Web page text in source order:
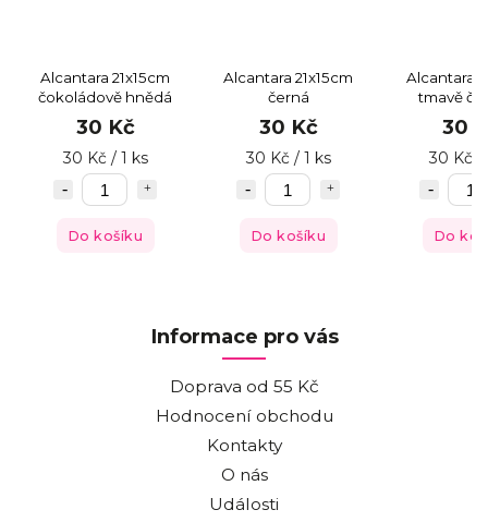
Alcantara 21x15cm
čokoládově hnědá
30 Kč
30 Kč / 1 ks
Do košíku
Alcantara 21x15cm
černá
30 Kč
30 Kč / 1 ks
Do košíku
Alcantara
tmavě
30
30 Kč /
Do
Informace pro vás
Doprava od 55 Kč
Hodnocení obchodu
Kontakty
O nás
Události